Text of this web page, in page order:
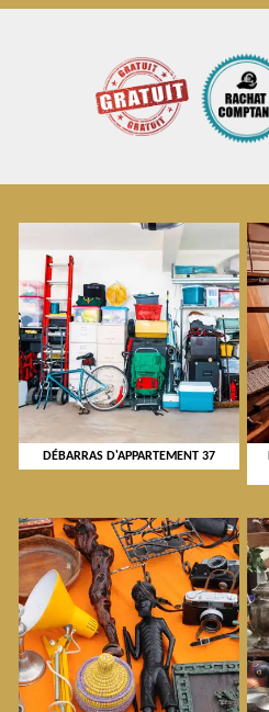
DÉBARRAS D'APPARTEMENT 37